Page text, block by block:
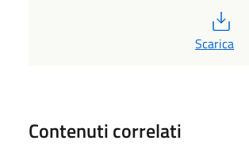
Scarica
Contenuti correlati